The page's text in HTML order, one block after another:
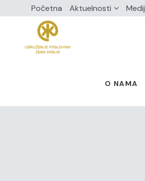
Početna Aktuelnosti
O NAMA